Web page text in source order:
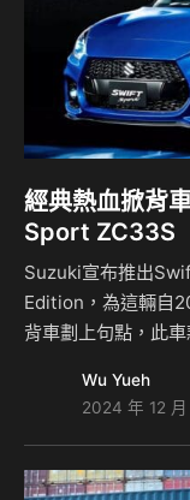
經典熱血掀背
Sport ZC33S
Suzuki宣布推出
Edition，為這輛自
背車劃上句點，此
觀和內裝上進行了
典設計與性能結合
Edition在設計上延
覺元素跟標準版區分
Wu Yueh
2024 年 12 月